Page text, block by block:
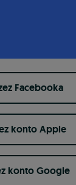
Facebooka
konto Apple
konto Google